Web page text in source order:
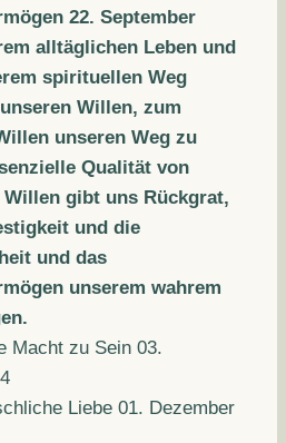
22. September
alltäglichen Leben und
spirituellen Weg
Willen, zum
unseren Weg zu
Qualität von
gibt uns Rückgrat,
und die
und das
unserem wahrem
Macht zu Sein 03.
Liebe 01. Dezember